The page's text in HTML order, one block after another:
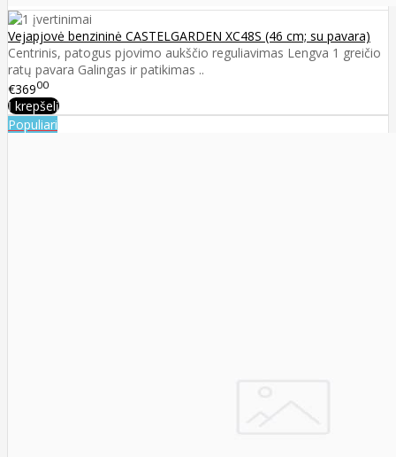
Vejapjovė benzininė CASTELGARDEN XC48S (46 cm; su pavara)
Centrinis, patogus pjovimo aukščio reguliavimas Lengva 1 greičio
ratų pavara Galingas ir patikimas ..
€36900
Į krepšelį
Populiari